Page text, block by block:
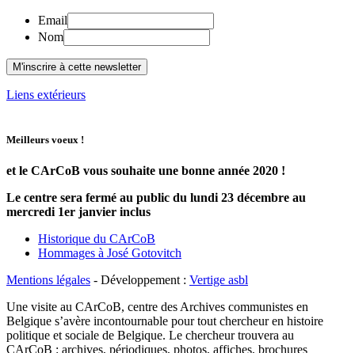
Email
Nom
Liens extérieurs
Meilleurs voeux !
et le CArCoB vous souhaite une bonne année 2020 !
Le centre sera fermé au public du lundi 23 décembre au
mercredi 1er janvier inclus
Historique du CArCoB
Hommages à José Gotovitch
Mentions légales - Développement : Vertige asbl
Une visite au CArCoB, centre des Archives communistes en
Belgique s’avère incontournable pour tout chercheur en histoire
politique et sociale de Belgique. Le chercheur trouvera au
CArCoB : archives, périodiques, photos, affiches, brochures